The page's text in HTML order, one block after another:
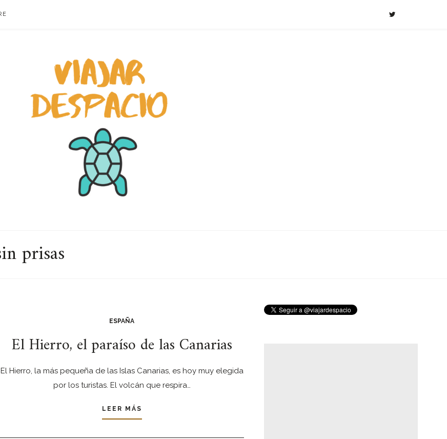
prisas
ESPAÑA
El Hierro, el paraíso de las Canarias
El Hierro, la más pequeña de las Islas Canarias, es hoy muy elegida
por los turistas. El volcán que respira…
LEER MÁS